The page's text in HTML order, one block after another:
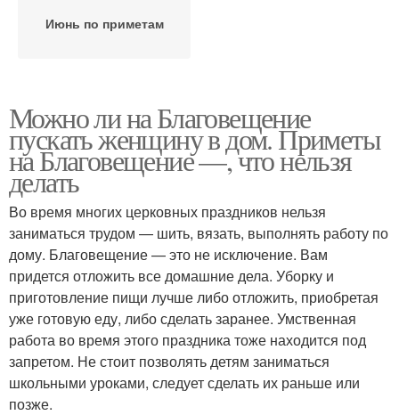
Июнь по приметам
Можно ли на Благовещение
пускать женщину в дом. Приметы
на Благовещение —, что нельзя
делать
Во время многих церковных праздников нельзя
заниматься трудом — шить, вязать, выполнять работу по
дому. Благовещение — это не исключение. Вам
придется отложить все домашние дела. Уборку и
приготовление пищи лучше либо отложить, приобретая
уже готовую еду, либо сделать заранее. Умственная
работа во время этого праздника тоже находится под
запретом. Не стоит позволять детям заниматься
школьными уроками, следует сделать их раньше или
позже.